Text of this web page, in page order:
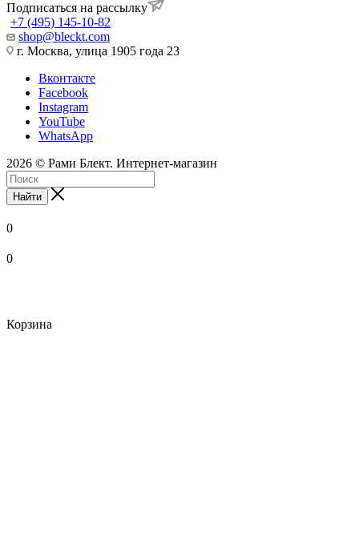
Подписаться на рассылку
+7 (495) 145-10-82
shop@bleckt.com
г. Москва, улица 1905 года 23
Вконтакте
Facebook
Instagram
YouTube
WhatsApp
2026 © Рами Блект. Интернет-магазин
Найти
0
0
Корзина